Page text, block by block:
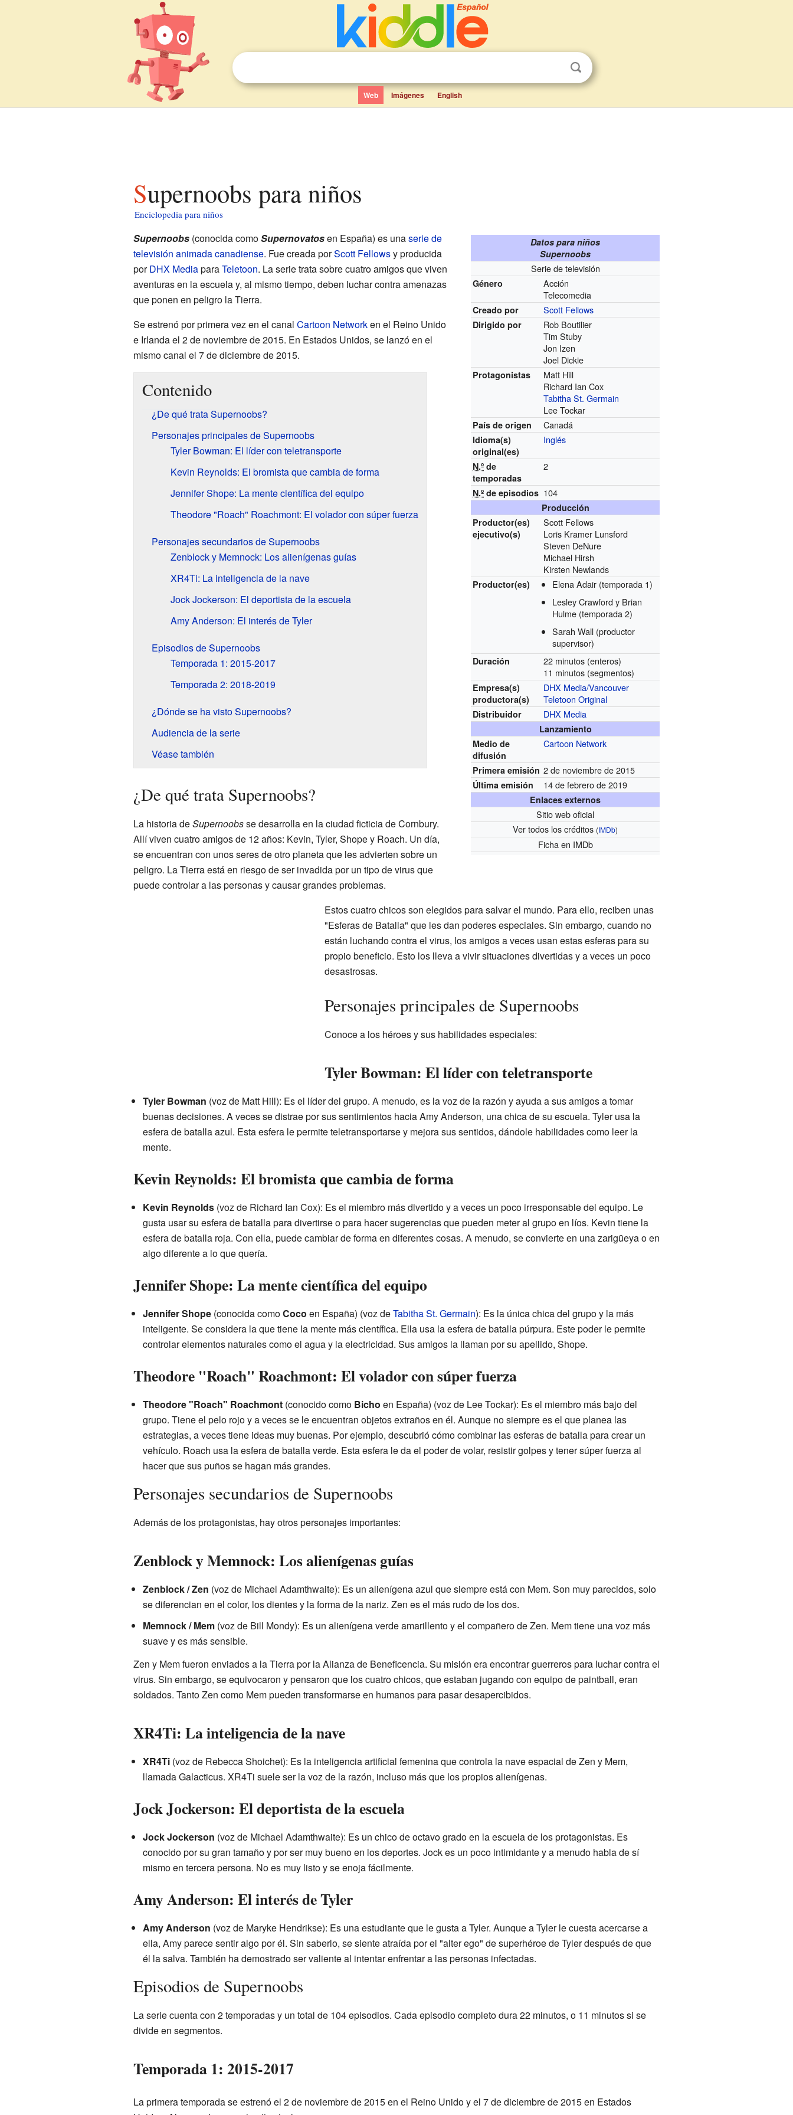
Web Imágenes English
Supernoobs para niños
Enciclopedia para niños
Datos para niños
Supernoobs
Serie de televisión
Género
Acción
Telecomedia
Creado por Scott Fellows
Dirigido por
Rob Boutilier
Tim Stuby
Jon Izen
Joel Dickie
Protagonistas
Matt Hill
Richard Ian Cox
Tabitha St. Germain
Lee Tockar
País de origen Canadá
Idioma(s)
original(es)
Inglés
N.º de
temporadas
2
N.º de episodios 104
Producción
Productor(es)
ejecutivo(s)
Scott Fellows
Loris Kramer Lunsford
Steven DeNure
Michael Hirsh
Kirsten Newlands
Productor(es)
Elena Adair (temporada 1)
Lesley Crawford y Brian
Hulme (temporada 2)
Sarah Wall (productor
supervisor)
Duración
22 minutos (enteros)
11 minutos (segmentos)
Empresa(s)
productora(s)
DHX Media/Vancouver
Teletoon Original
Distribuidor DHX Media
Lanzamiento
Medio de
difusión
Cartoon Network
Primera emisión 2 de noviembre de 2015
Última emisión 14 de febrero de 2019
Enlaces externos
Sitio web oficial
Ver todos los créditos (IMDb)
Fichaen IMDb
Supernoobs(conocida comoSupernovatosen España) es unaserie de
televisión animadacanadiense. Fue creada porScott Fellowsy producida
porDHX MediaparaTeletoon. La serie trata sobre cuatro amigos que viven
aventuras en la escuela y, al mismo tiempo, deben luchar contra amenazas
que ponen en peligro la Tierra.
Se estrenó por primera vez en el canal Cartoon Networken el Reino Unido
e Irlanda el 2 de noviembre de 2015. En Estados Unidos, se lanzó en el
mismo canal el 7 de diciembre de 2015.
Contenido
¿De qué trata Supernoobs?
Personajes principales de Supernoobs
Tyler Bowman: El líder con teletransporte
Kevin Reynolds: El bromista que cambia de forma
Jennifer Shope: La mente científica del equipo
Theodore "Roach" Roachmont: El volador con súper fuerza
Personajes secundarios de Supernoobs
Zenblock y Memnock: Los alienígenas guías
XR4Ti: La inteligencia de la nave
Jock Jockerson: El deportista de la escuela
Amy Anderson: El interés de Tyler
Episodios de Supernoobs
Temporada 1: 2015-2017
Temporada 2: 2018-2019
¿Dónde se ha visto Supernoobs?
Audiencia de la serie
Véase también
¿De qué trata Supernoobs?
La historia deSupernoobsse desarrolla en la ciudad ficticia de Cornbury.
Allí viven cuatro amigos de 12 años: Kevin, Tyler, Shope y Roach. Un día,
se encuentran con unos seres de otro planeta que les advierten sobre un
peligro. La Tierra está en riesgo de ser invadida por un tipo de virus que
puede controlar a las personas y causar grandes problemas.
Estos cuatro chicos son elegidos para salvar el mundo. Para ello, reciben unas
"Esferas de Batalla" que les dan poderes especiales. Sin embargo, cuando no
están luchando contra el virus, los amigos a veces usan estas esferas para su
propio beneficio. Esto los lleva a vivir situaciones divertidas y a veces un poco
desastrosas.
Personajes principales de Supernoobs
Conoce a los héroes y sus habilidades especiales:
Tyler Bowman: El líder con teletransporte
Tyler Bowman (voz de Matt Hill): Es el líder del grupo. A menudo, es la voz de la razón y ayuda a sus amigos a tomar
buenas decisiones. A veces se distrae por sus sentimientos hacia Amy Anderson, una chica de su escuela. Tyler usa la
esfera de batalla azul. Esta esfera le permite teletransportarse y mejora sus sentidos, dándole habilidades como leer la
mente.
Kevin Reynolds: El bromista que cambia de forma
Kevin Reynolds(voz de Richard Ian Cox): Es el miembro más divertido y a veces un poco irresponsable del equipo. Le
gusta usar su esfera de batalla para divertirse o para hacer sugerencias que pueden meter al grupo en líos. Kevin tiene la
esfera de batalla roja. Con ella, puede cambiar de forma en diferentes cosas. A menudo, se convierte en una zarigüeya o en
algo diferente a lo que quería.
Jennifer Shope: La mente científica del equipo
Jennifer Shope(conocida comoCoco en España) (voz deTabitha St. Germain): Es la única chica del grupo y la más
inteligente. Se considera la que tiene la mente más científica. Ella usa la esfera de batalla púrpura. Este poder le permite
controlar elementos naturales como el agua y la electricidad. Sus amigos la llaman por su apellido, Shope.
Theodore "Roach" Roachmont: El volador con súper fuerza
Theodore "Roach" Roachmont(conocido como Bicho en España) (voz de Lee Tockar): Es el miembro más bajo del
grupo. Tiene el pelo rojo y a veces se le encuentran objetos extraños en él. Aunque no siempre es el que planea las
estrategias, a veces tiene ideas muy buenas. Por ejemplo, descubrió cómo combinar las esferas de batalla para crear un
vehículo. Roach usa la esfera de batalla verde. Esta esfera le da el poder de volar, resistir golpes y tener súper fuerza al
hacer que sus puños se hagan más grandes.
Personajes secundarios de Supernoobs
Además de los protagonistas, hay otros personajes importantes:
Zenblock y Memnock: Los alienígenas guías
Zenblock / Zen (voz de Michael Adamthwaite): Es un alienígena azul que siempre está con Mem. Son muy parecidos, solo
se diferencian en el color, los dientes y la forma de la nariz. Zen es el más rudo de los dos.
Memnock / Mem(voz de Bill Mondy): Es un alienígena verde amarillento y el compañero de Zen. Mem tiene una voz más
suave y es más sensible.
Zen y Mem fueron enviados a la Tierra por la Alianza de Beneficencia. Su misión era encontrar guerreros para luchar contra el
virus. Sin embargo, se equivocaron y pensaron que los cuatro chicos, que estaban jugando con equipo de paintball, eran
soldados. Tanto Zen como Mem pueden transformarse en humanos para pasar desapercibidos.
XR4Ti: La inteligencia de la nave
XR4Ti(voz de Rebecca Shoichet): Es la inteligencia artificial femenina que controla la nave espacial de Zen y Mem,
llamada Galacticus. XR4Ti suele ser la voz de la razón, incluso más que los propios alienígenas.
Jock Jockerson: El deportista de la escuela
Jock Jockerson (voz de Michael Adamthwaite): Es un chico de octavo grado en la escuela de los protagonistas. Es
conocido por su gran tamaño y por ser muy bueno en los deportes. Jock es un poco intimidante y a menudo habla de sí
mismo en tercera persona. No es muy listo y se enoja fácilmente.
Amy Anderson: El interés de Tyler
Amy Anderson (voz de Maryke Hendrikse): Es una estudiante que le gusta a Tyler. Aunque a Tyler le cuesta acercarse a
ella, Amy parece sentir algo por él. Sin saberlo, se siente atraída por el "alter ego" de superhéroe de Tyler después de que
él la salva. También ha demostrado ser valiente al intentar enfrentar a las personas infectadas.
Episodios de Supernoobs
La serie cuenta con 2 temporadas y un total de 104 episodios. Cada episodio completo dura 22 minutos, o 11 minutos si se
divide en segmentos.
Temporada 1: 2015-2017
La primera temporada se estrenó el 2 de noviembre de 2015 en el Reino Unido y el 7 de diciembre de 2015 en Estados